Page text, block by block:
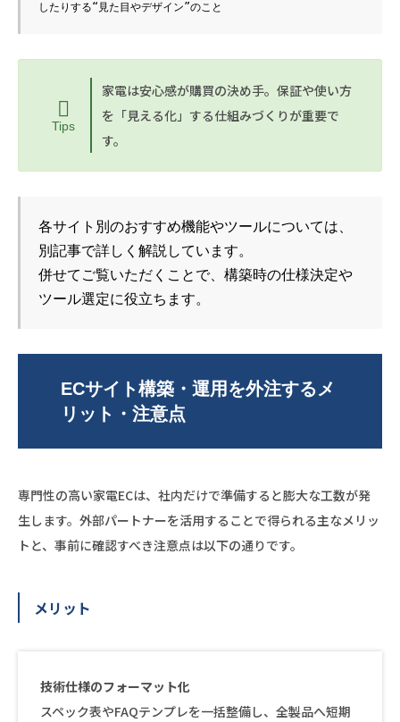
したりする“見た目やデザイン”のこと
Tips
家電は安心感が購買の決め手。保証や使い方
を「見える化」する仕組みづくりが重要で
す。
各サイト別のおすすめ機能やツールについては、
別記事で詳しく解説しています。
併せてご覧いただくことで、構築時の仕様決定や
ツール選定に役立ちます。
ECサイト構築・運用を外注するメ
リット・注意点
専門性の高い家電ECは、社内だけで準備すると膨大な工数が発
生します。外部パートナーを活用することで得られる主なメリッ
トと、事前に確認すべき注意点は以下の通りです。
メリット
技術仕様のフォーマット化
スペック表やFAQテンプレを一括整備し、全製品へ短期